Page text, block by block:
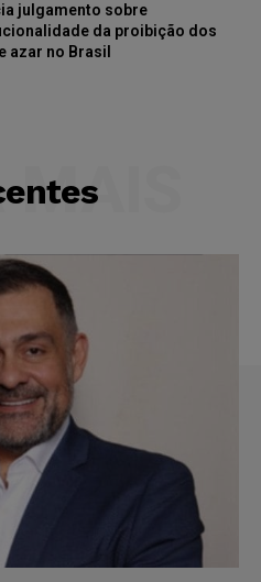
julgamento sobre
da proibição dos
azar no Brasil
MAIS